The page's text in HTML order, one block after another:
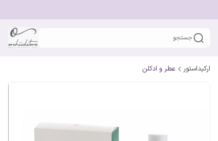
جستجو
ارکیداستور عطر و ادکلن